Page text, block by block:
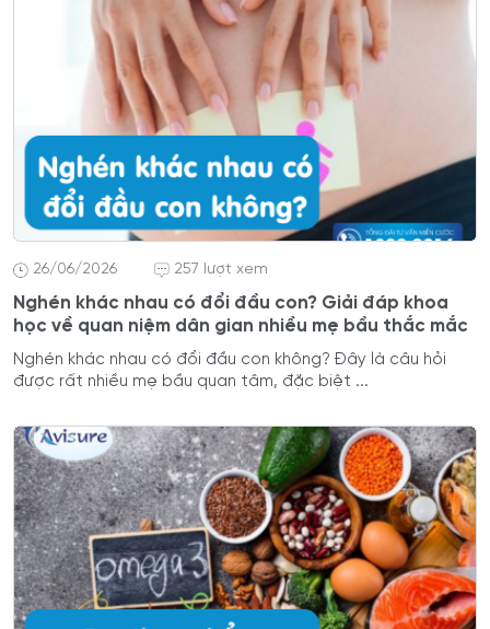
26/06/2026 257 lượt xem
Nghén khác nhau có đổi đầu con? Giải đáp khoa
học về quan niệm dân gian nhiều mẹ bầu thắc mắc
Nghén khác nhau có đổi đầu con không? Đây là câu hỏi
được rất nhiều mẹ bầu quan tâm, đặc biệt ...